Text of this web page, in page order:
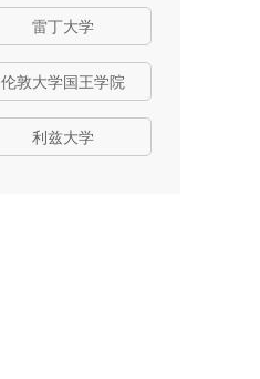
雷丁大学
伦敦大学国王学院
利兹大学